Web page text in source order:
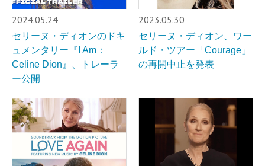
2024.05.24
セリーヌ・ディオンのドキ
ュメンタリー『I Am：
Celine Dion』、トレーラ
ー公開
2023.05.30
セリーヌ・ディオン、ワー
ルド・ツアー「Courage」
の再開中止を発表